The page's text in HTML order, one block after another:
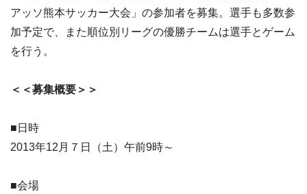
アッソ熊本サッカー大会」の参加者を募集。選手も多数参
加予定で、また順位別リーグの優勝チームは選手とゲーム
を行う。
＜＜募集概要＞＞
■日時
2013年12月７日（土）午前9時～
■会場